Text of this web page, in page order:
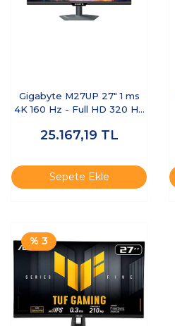
Gigabyte M27UP 27" 1 ms
4K 160 Hz - Full HD 320 Hz
25.167,19 TL
Sepete Ekle
% 3